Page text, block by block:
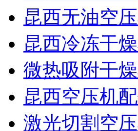
昆西无油空
昆西冷冻干
微热吸附干
昆西空压机
激光切割空